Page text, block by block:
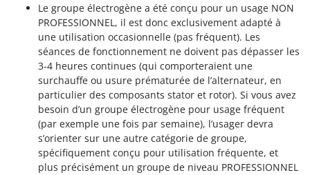
Le groupe électrogène a été conçu pour un usage NON
PROFESSIONNEL, il est donc exclusivement adapté à
une utilisation occasionnelle (pas fréquent). Les
séances de fonctionnement ne doivent pas dépasser les
3-4 heures continues (qui comporteraient une
surchauffe ou usure prématurée de l’alternateur, en
particulier des composants stator et rotor). Si vous avez
besoin d’un groupe électrogène pour usage fréquent
(par exemple une fois par semaine), l’usager devra
s’orienter sur une autre catégorie de groupe,
spécifiquement conçu pour utilisation fréquente, et
plus précisément un groupe de niveau PROFESSIONNEL